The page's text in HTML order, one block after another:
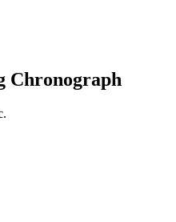
Chronograph